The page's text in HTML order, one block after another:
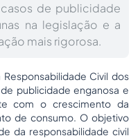
de publicidade
na legislação e a
mais rigorosa.
Civil dos
publicidade enganosa e
com o crescimento da
de consumo. O objetivo
da responsabilidade civil